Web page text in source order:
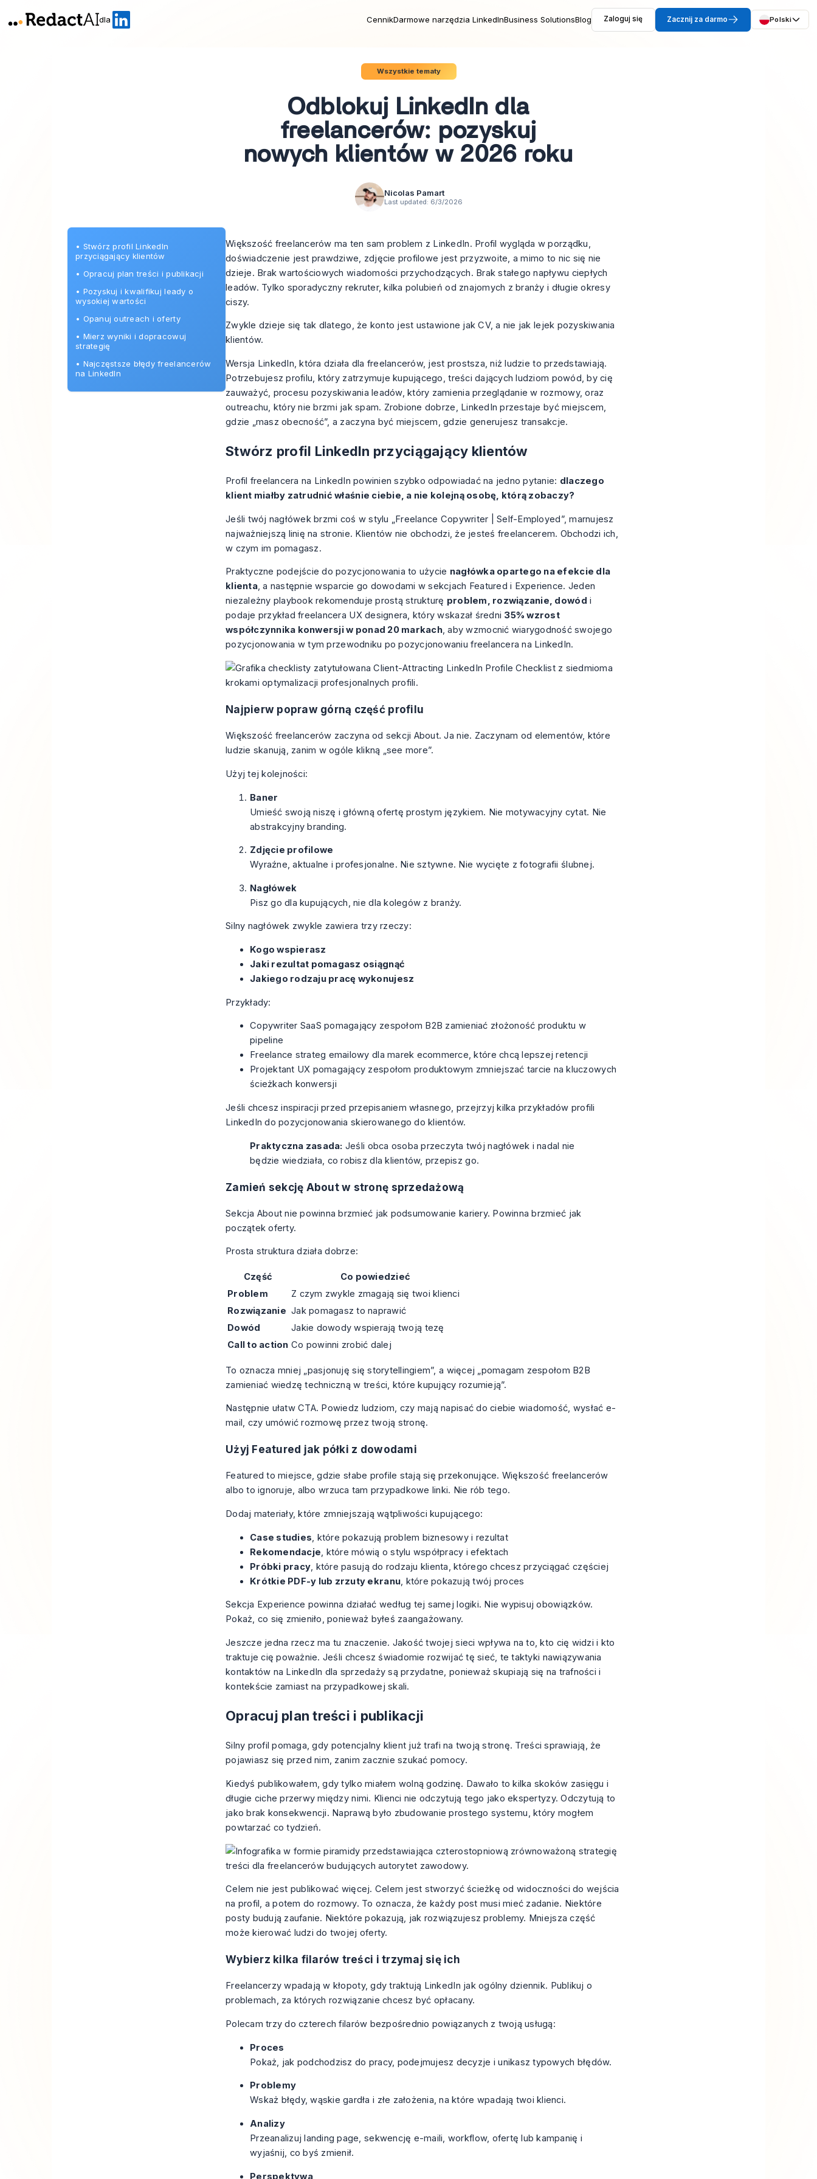
dla CennikDarmowe narzędzia LinkedInBusiness SolutionsBlog Zaloguj się Zacznij za darmo Polski
Wszystkie tematy
Odblokuj LinkedIn dla
freelancerów: pozyskuj
nowych klientów w 2026 roku
Nicolas Pamart
Last updated: 6/3/2026
• Stwórz profil LinkedIn
przyciągający klientów
• Opracuj plan treści i publikacji
• Pozyskuj i kwalifikuj leady o
wysokiej wartości
• Opanuj outreach i oferty
• Mierz wyniki i dopracowuj
strategię
• Najczęstsze błędy freelancerów
na LinkedIn
Większość freelancerów ma ten sam problem z LinkedIn. Profil wygląda w porządku,
doświadczenie jest prawdziwe, zdjęcie profilowe jest przyzwoite, a mimo to nic się nie
dzieje. Brak wartościowych wiadomości przychodzących. Brak stałego napływu ciepłych
leadów. Tylko sporadyczny rekruter, kilka polubień od znajomych z branży i długie okresy
ciszy.
Zwykle dzieje się tak dlatego, że konto jest ustawione jak CV, a nie jak lejek pozyskiwania
klientów.
Wersja LinkedIn, która działa dla freelancerów, jest prostsza, niż ludzie to przedstawiają.
Potrzebujesz profilu, który zatrzymuje kupującego, treści dających ludziom powód, by cię
zauważyć, procesu pozyskiwania leadów, który zamienia przeglądanie w rozmowy, oraz
outreachu, który nie brzmi jak spam. Zrobione dobrze, LinkedIn przestaje być miejscem,
gdzie „masz obecność”, a zaczyna być miejscem, gdzie generujesz transakcje.
Stwórz profil LinkedIn przyciągający klientów
Profil freelancera na LinkedIn powinien szybko odpowiadać na jedno pytanie: dlaczego
klient miałby zatrudnić właśnie ciebie, a nie kolejną osobę, którą zobaczy?
Jeśli twój nagłówek brzmi coś w stylu „Freelance Copywriter | Self-Employed”, marnujesz
najważniejszą linię na stronie. Klientów nie obchodzi, że jesteś freelancerem. Obchodzi ich,
w czym im pomagasz.
Praktyczne podejście do pozycjonowania to użycie nagłówka opartego na efekcie dla
klienta, a następnie wsparcie go dowodami w sekcjach Featured i Experience. Jeden
niezależny playbook rekomenduje prostą strukturę problem, rozwiązanie, dowód i
podaje przykład freelancera UX designera, który wskazał średni 35% wzrost
współczynnika konwersji w ponad 20 markach, aby wzmocnić wiarygodność swojego
pozycjonowania w tym przewodniku po pozycjonowaniu freelancera na LinkedIn.
Najpierw popraw górną część profilu
Większość freelancerów zaczyna od sekcji About. Ja nie. Zaczynam od elementów, które
ludzie skanują, zanim w ogóle klikną „see more”.
Użyj tej kolejności:
Baner
Umieść swoją niszę i główną ofertę prostym językiem. Nie motywacyjny cytat. Nie
abstrakcyjny branding.
Zdjęcie profilowe
Wyraźne, aktualne i profesjonalne. Nie sztywne. Nie wycięte z fotografii ślubnej.
Nagłówek
Pisz go dla kupujących, nie dla kolegów z branży.
Silny nagłówek zwykle zawiera trzy rzeczy:
Kogo wspierasz
Jaki rezultat pomagasz osiągnąć
Jakiego rodzaju pracę wykonujesz
Przykłady:
Copywriter SaaS pomagający zespołom B2B zamieniać złożoność produktu w
pipeline
Freelance strateg emailowy dla marek ecommerce, które chcą lepszej retencji
Projektant UX pomagający zespołom produktowym zmniejszać tarcie na kluczowych
ścieżkach konwersji
Jeśli chcesz inspiracji przed przepisaniem własnego, przejrzyj kilka przykładów profili
LinkedIn do pozycjonowania skierowanego do klientów.
Praktyczna zasada: Jeśli obca osoba przeczyta twój nagłówek i nadal nie
będzie wiedziała, co robisz dla klientów, przepisz go.
Zamień sekcję About w stronę sprzedażową
Sekcja About nie powinna brzmieć jak podsumowanie kariery. Powinna brzmieć jak
początek oferty.
Prosta struktura działa dobrze:
Część
Co powiedzieć
Problem
Z czym zwykle zmagają się twoi klienci
Rozwiązanie Jak pomagasz to naprawić
Dowód
Jakie dowody wspierają twoją tezę
Call to action Co powinni zrobić dalej
To oznacza mniej „pasjonuję się storytellingiem”, a więcej „pomagam zespołom B2B
zamieniać wiedzę techniczną w treści, które kupujący rozumieją”.
Następnie ułatw CTA. Powiedz ludziom, czy mają napisać do ciebie wiadomość, wysłać e-
mail, czy umówić rozmowę przez twoją stronę.
Użyj Featured jak półki z dowodami
Featured to miejsce, gdzie słabe profile stają się przekonujące. Większość freelancerów
albo to ignoruje, albo wrzuca tam przypadkowe linki. Nie rób tego.
Dodaj materiały, które zmniejszają wątpliwości kupującego:
Case studies, które pokazują problem biznesowy i rezultat
Rekomendacje, które mówią o stylu współpracy i efektach
Próbki pracy, które pasują do rodzaju klienta, którego chcesz przyciągać częściej
Krótkie PDF-y lub zrzuty ekranu, które pokazują twój proces
Sekcja Experience powinna działać według tej samej logiki. Nie wypisuj obowiązków.
Pokaż, co się zmieniło, ponieważ byłeś zaangażowany.
Jeszcze jedna rzecz ma tu znaczenie. Jakość twojej sieci wpływa na to, kto cię widzi i kto
traktuje cię poważnie. Jeśli chcesz świadomie rozwijać tę sieć, tetaktyki nawiązywania
kontaktów na LinkedIn dla sprzedaży są przydatne, ponieważ skupiają się na trafności i
kontekście zamiast na przypadkowej skali.
Opracuj plan treści i publikacji
Silny profil pomaga, gdy potencjalny klient już trafi na twoją stronę. Treści sprawiają, że
pojawiasz się przed nim, zanim zacznie szukać pomocy.
Kiedyś publikowałem, gdy tylko miałem wolną godzinę. Dawało to kilka skoków zasięgu i
długie ciche przerwy między nimi. Klienci nie odczytują tego jako ekspertyzy. Odczytują to
jako brak konsekwencji. Naprawą było zbudowanie prostego systemu, który mogłem
powtarzać co tydzień.
Celem nie jest publikować więcej. Celem jest stworzyć ścieżkę od widoczności do wejścia
na profil, a potem do rozmowy. To oznacza, że każdy post musi mieć zadanie. Niektóre
posty budują zaufanie. Niektóre pokazują, jak rozwiązujesz problemy. Mniejsza część
może kierować ludzi do twojej oferty.
Wybierz kilka filarów treści i trzymaj się ich
Freelancerzy wpadają w kłopoty, gdy traktują LinkedIn jak ogólny dziennik. Publikuj o
problemach, za których rozwiązanie chcesz być opłacany.
Polecam trzy do czterech filarów bezpośrednio powiązanych z twoją usługą:
Proces
Pokaż, jak podchodzisz do pracy, podejmujesz decyzje i unikasz typowych błędów.
Problemy
Wskaż błędy, wąskie gardła i złe założenia, na które wpadają twoi klienci.
Analizy
Przeanalizuj landing page, sekwencję e-maili, workflow, ofertę lub kampanię i
wyjaśnij, co byś zmienił.
Perspektywa